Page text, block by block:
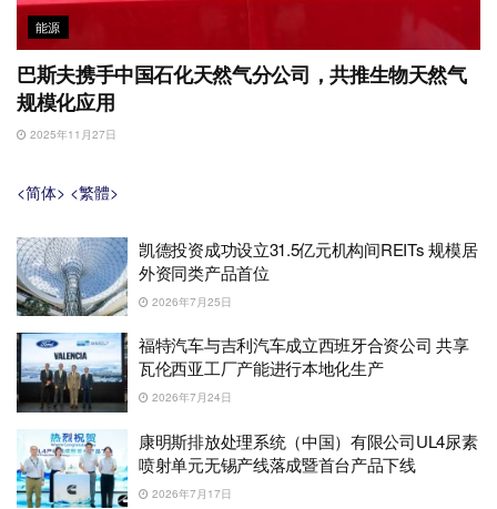
能源
巴斯夫携手中国石化天然气分公司，共推生物天然气
规模化应用
2025年11月27日
<简体> <繁體>
凯德投资成功设立31.5亿元机构间REITs 规模居
外资同类产品首位
2026年7月25日
福特汽车与吉利汽车成立西班牙合资公司 共享
瓦伦西亚工厂产能进行本地化生产
2026年7月24日
康明斯排放处理系统（中国）有限公司UL4尿素
喷射单元无锡产线落成暨首台产品下线
2026年7月17日